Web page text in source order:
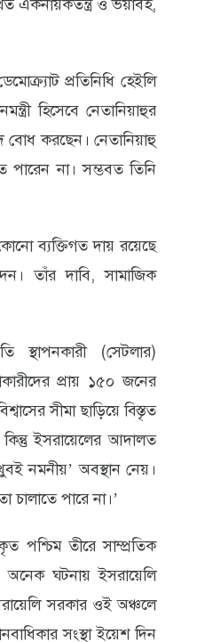
একনায়কতন্ত্র ও ভয়াবহ,
প্রতিনিধি হেইলি
হিসেবে নেতানিয়াহুর
বোধ করছেন। নেতানিয়াহু
পারেন না। সম্ভবত তিনি
ব্যক্তিগত দায় রয়েছে
তাঁর দাবি, সামাজিক
স্থাপনকারী (সেটলার)
প্রায় ১৫০ জনের
সীমা ছাড়িয়ে বিস্তৃত
ইসরায়েলের আদালত
নমনীয়’ অবস্থান নেয়।
পারে না।’
পশ্চিম তীরে সাম্প্রতিক
অনেক ঘটনায় ইসরায়েলি
সরকার ওই অঞ্চলে
সংস্থা ইয়েশ দিন